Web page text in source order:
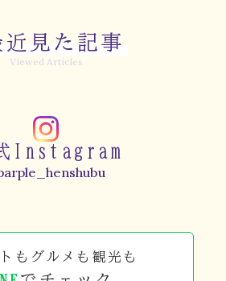
近見た記事
Viewed Articles
Instagram
もグルメも観光も